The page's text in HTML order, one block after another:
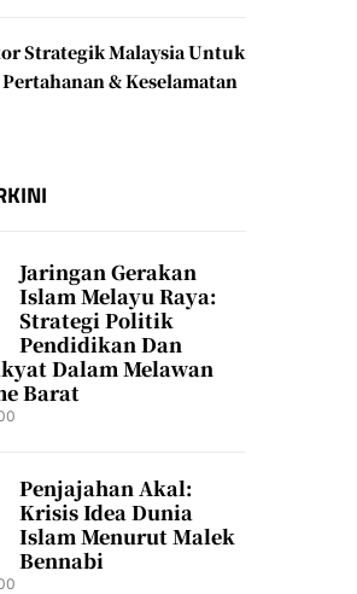
Strategik Malaysia Untuk
& Keselamatan
Jaringan Gerakan
Islam Melayu Raya:
Strategi Politik
Pendidikan Dan
Dalam Melawan
Barat
Penjajahan Akal:
Krisis Idea Dunia
Islam Menurut Malek
Bennabi